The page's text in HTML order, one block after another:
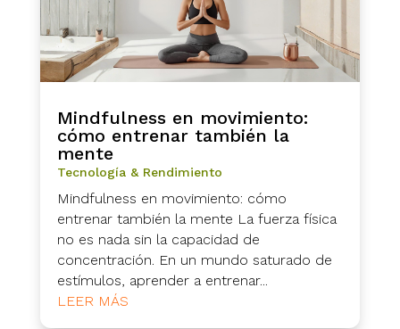
Mindfulness en movimiento:
cómo entrenar también la
mente
Tecnología & Rendimiento
Mindfulness en movimiento: cómo
entrenar también la mente La fuerza física
no es nada sin la capacidad de
concentración. En un mundo saturado de
estímulos, aprender a entrenar...
LEER MÁS